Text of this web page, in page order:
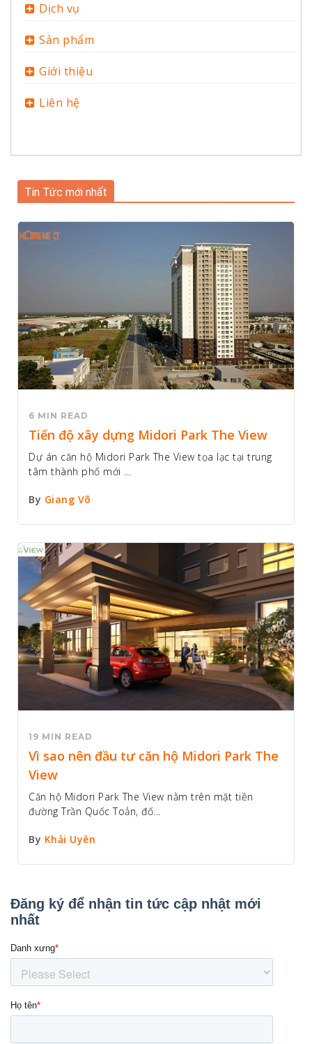
Dịch vụ
Sản phẩm
Giới thiệu
Liên hệ
Tin Tức mới nhất
6 MIN READ
Tiến độ xây dựng Midori Park The View
Dự án căn hộ Midori Park The View tọa lạc tại trung
tâm thành phố mới ...
By Giang Võ
19 MIN READ
Vì sao nên đầu tư căn hộ Midori Park The
View
Căn hộ Midori Park The View nằm trên mặt tiền
đường Trần Quốc Toản, đố...
By Khải Uyên